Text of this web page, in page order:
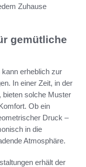
Zuhause
gemütliche
erheblich zur
In einer Zeit, in der
bieten solche Muster
Ob ein
Druck –
in die
Atmosphäre.
erhält der